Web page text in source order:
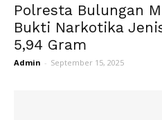
Polresta Bulungan
Bukti Narkotika
5,94 Gram
Admin - September 15, 2025